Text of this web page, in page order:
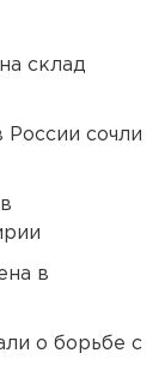
склад
сочли
в
о борьбе с